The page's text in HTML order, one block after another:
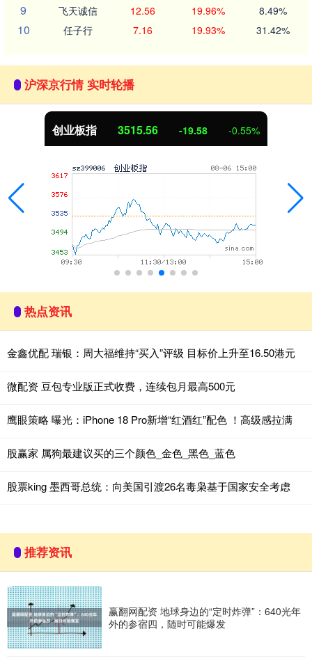
9 飞天诚信 12.56 19.96% 8.49%
10 任子行 7.16 19.93% 31.42%
沪深京行情 实时轮播
创业板指 3515.56 -19.58 -0.55%
热点资讯
金鑫优配 瑞银：周大福维持“买入”评级 目标价上升至16.50港元
微配资 豆包专业版正式收费，连续包月最高500元
鹰眼策略 曝光：iPhone 18 Pro新增“红酒红”配色 ！高级感拉满
股赢家 属狗最建议买的三个颜色_金色_黑色_蓝色
股票king 墨西哥总统：向美国引渡26名毒枭基于国家安全考虑
推荐资讯
赢翻网配资 地球身边的“定时炸弹”：640光年
外的参宿四，随时可能爆发